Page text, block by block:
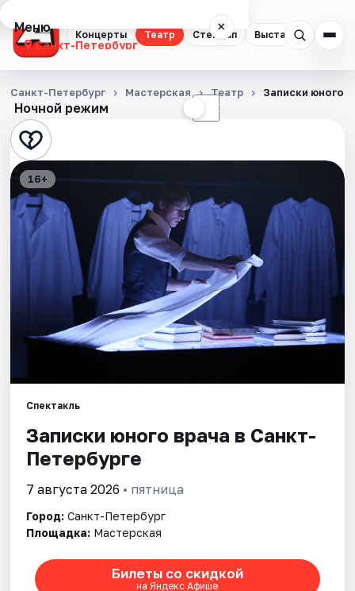
Концерты Театр Стендап Выставки
Меню ×
Санкт-Петербург
Концерты
Театр
Стендап
Выставки
Квесты
Экскурсии
События
Площадки
Артисты
Ночной режим ☾
Санкт-Петербург Мастерская Театр Записки юного
16+
Спектакль
Записки юного врача в Санкт-
Петербурге
7 августа 2026 • пятница
Город: Санкт-Петербург
Площадка: Мастерская
Билеты со скидкой
на Яндекс Афише